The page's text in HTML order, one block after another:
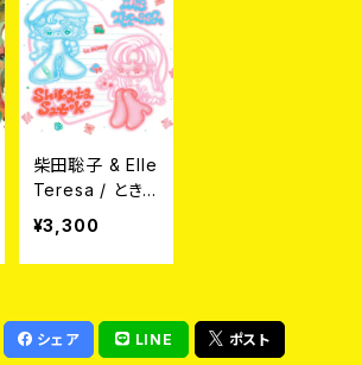
柴田聡子 & Elle
Teresa / とき
めき探偵 feat.
Le Makeup [Pi
nk Vinyl](12")
¥3,300
シェア LINE ポスト